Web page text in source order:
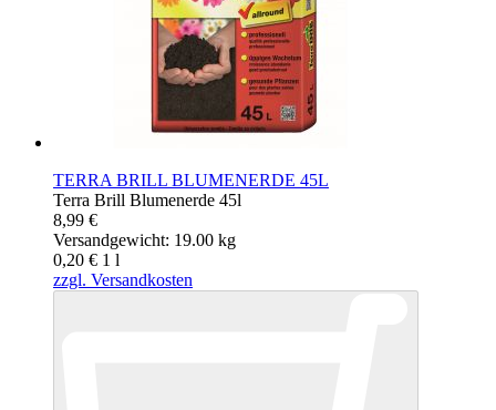
TERRA BRILL BLUMENERDE 45L
Terra Brill Blumenerde 45l
8,99 €
Versandgewicht: 19.00 kg
0,20 € 1 l
zzgl. Versandkosten